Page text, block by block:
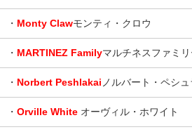
・ Monty Clawモンティ・クロウ
・ MARTINEZ Familyマルチネスファミリ
・ Norbert Peshlakai ノルバート・ペシュ
・ Orville White オーヴィル・ホワイト